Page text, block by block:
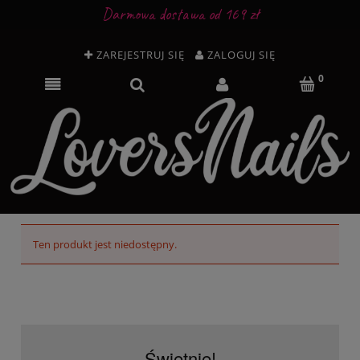
Darmowa dostawa od 169 zł
ZAREJESTRUJ SIĘ ZALOGUJ SIĘ
Ten produkt jest niedostępny.